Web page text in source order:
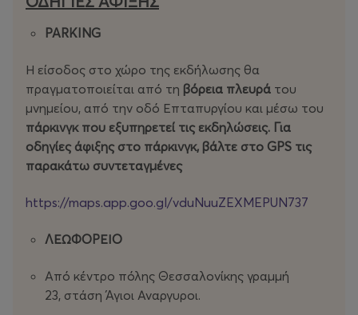
PARKING
Η είσοδος στο χώρο της εκδήλωσης θα
πραγματοποιείται από τη βόρεια πλευρά του
μνημείου, από την οδό Επταπυργίου και μέσω του
πάρκινγκ που εξυπηρετεί τις εκδηλώσεις. Για
οδηγίες άφιξης στο πάρκινγκ, βάλτε στο GPS τις
παρακάτω συντεταγμένες
https://maps.app.goo.gl/vduNuuZEXMEPUN737
ΛΕΩΦΟΡΕΙΟ
Από κέντρο πόλης Θεσσαλονίκης γραμμή
23, στάση Άγιοι Αναργυροι.